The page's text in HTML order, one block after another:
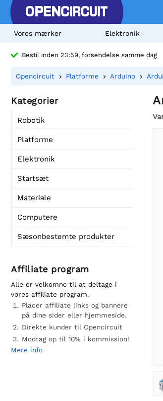
Vores mærker Elektronik
Bestil inden 23:59, forsendelse samme dag
Opencircuit Platforme Arduino
Kategorier
Robotik
Platforme
Elektronik
Startsæt
Materiale
Computere
Sæsonbestemte produkter
Affiliate program
Alle er velkomne til at deltage i
vores affiliate program.
Placer affiliate links og bannere
på dine sider eller hjemmeside.
Direkte kunder til Opencircuit
Modtag op til 10% i kommission!
Mere info